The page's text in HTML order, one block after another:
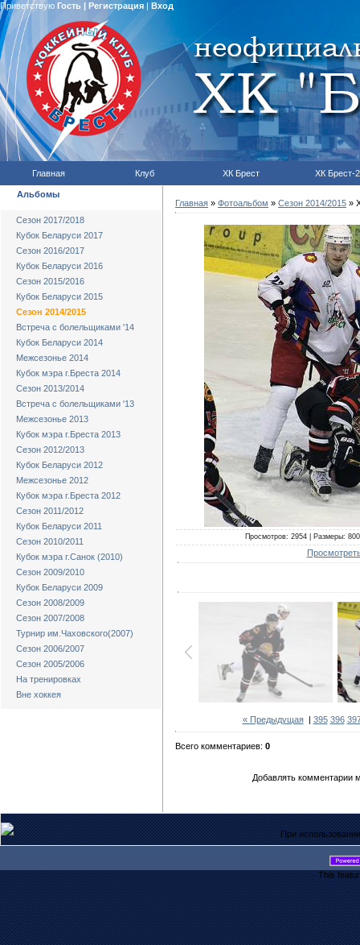
Приветствую Гость | Регистрация| Вход
Главная Клуб ХК Брест ХК Брест-2
Альбомы
Сезон 2017/2018
Кубок Беларуси 2017
Сезон 2016/2017
Кубок Беларуси 2016
Сезон 2015/2016
Кубок Беларуси 2015
Сезон 2014/2015
Встреча с болельщиками '14
Кубок Беларуси 2014
Межсезонье 2014
Кубок мэра г.Бреста 2014
Сезон 2013/2014
Встреча с болельщиками '13
Межсезонье 2013
Кубок мэра г.Бреста 2013
Сезон 2012/2013
Кубок Беларуси 2012
Межсезонье 2012
Кубок мэра г.Бреста 2012
Сезон 2011/2012
Кубок Беларуси 2011
Сезон 2010/2011
Кубок мэра г.Санок (2010)
Сезон 2009/2010
Кубок Беларуси 2009
Сезон 2008/2009
Сезон 2007/2008
Турнир им.Чаховского(2007)
Сезон 2006/2007
Сезон 2005/2006
На тренировках
Вне хоккея
Главная » Фотоальбом » Сезон 2014/2015 »
Просмотров: 2954 | Размеры:
« Предыдущая| 395 396
Всего комментариев: 0
Добавлять комментарии
При
This